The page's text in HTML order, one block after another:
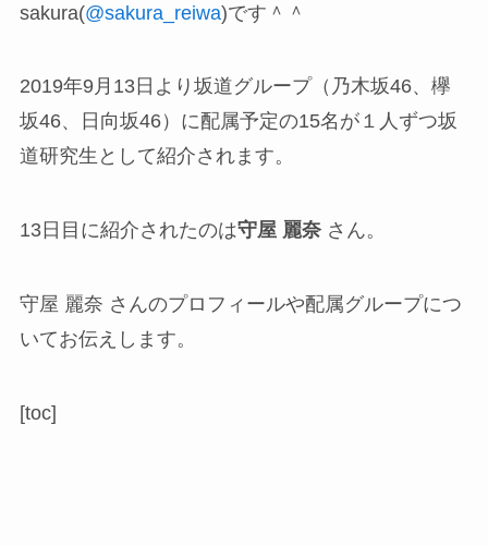
sakura(@sakura_reiwa)です＾＾
2019年9月13日より坂道グループ（乃木坂46、欅
坂46、日向坂46）に配属予定の15名が１人ずつ坂
道研究生として紹介されます。
13日目に紹介されたのは守屋 麗奈さん。
守屋 麗奈 さんのプロフィールや配属グループにつ
いてお伝えします。
[toc]